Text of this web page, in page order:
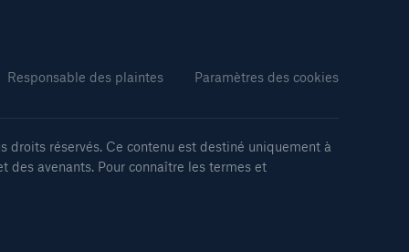
Responsable des plaintes Paramètres des cookies
réservés. Ce contenu est destiné uniquement à
des avenants. Pour connaître les termes et